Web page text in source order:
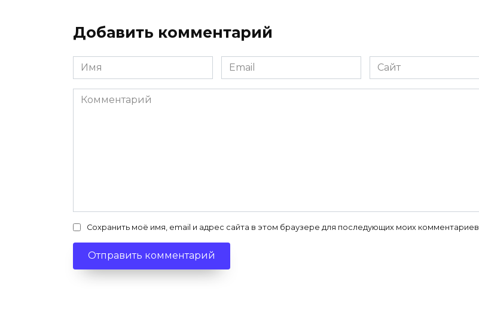
Добавить комментарий
Имя
*
Email
*
Сайт
Комментарий
Сохранить моё имя, email и адрес сайта в этом браузере для последующих моих комментариев.